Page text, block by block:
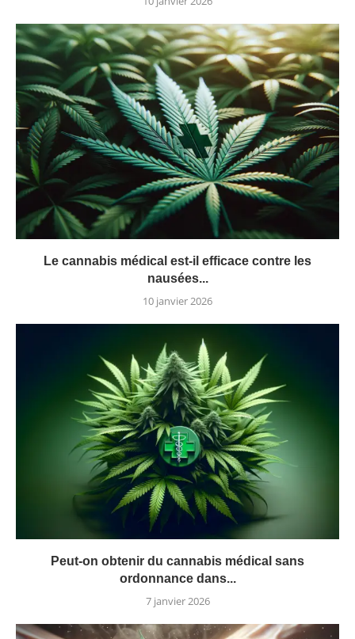
Le cannabis médical est-il efficace contre les
nausées...
10 janvier 2026
Peut-on obtenir du cannabis médical sans
ordonnance dans...
7 janvier 2026